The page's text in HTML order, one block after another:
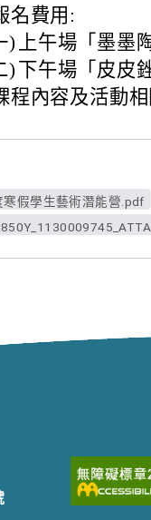
名費用:
) 上午場「墨墨
) 下午場「皮皮
程內容及活動
寒假學生藝術潛能營.pdf